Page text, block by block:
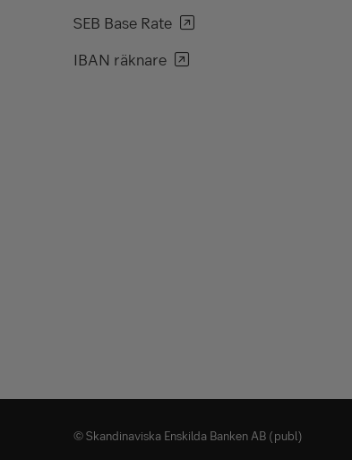
SEB Base Rate
IBAN räknare
© Skandinaviska Enskilda Banken AB (publ)